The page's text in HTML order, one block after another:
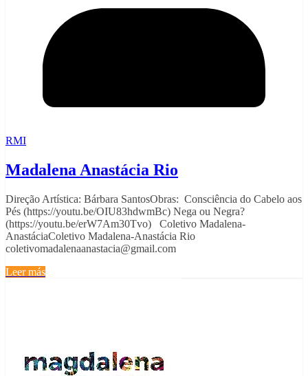
RMI
Madalena Anastácia Rio
Direção Artística: Bárbara SantosObras: Consciência do Cabelo aos
Pés (https://youtu.be/OIU83hdwmBc) Nega ou Negra?
(https://youtu.be/erW7Am30Tvo) Coletivo Madalena-
AnastáciaColetivo Madalena-Anastácia Rio
coletivomadalenaanastacia@gmail.com
Leer más